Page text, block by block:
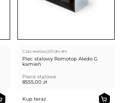
Czas realizacji10 dni dni
Piec stalowy Romotop Aledo G
kamień
Piece stalowe
8555,00 zł
Kup teraz